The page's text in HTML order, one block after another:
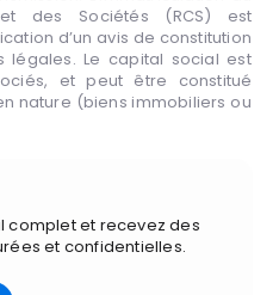
des Sociétés (RCS) est
d’un avis de constitution
légales. Le capital social est
et peut être constitué
nature (biens immobiliers ou
complet et recevez des
et confidentielles.